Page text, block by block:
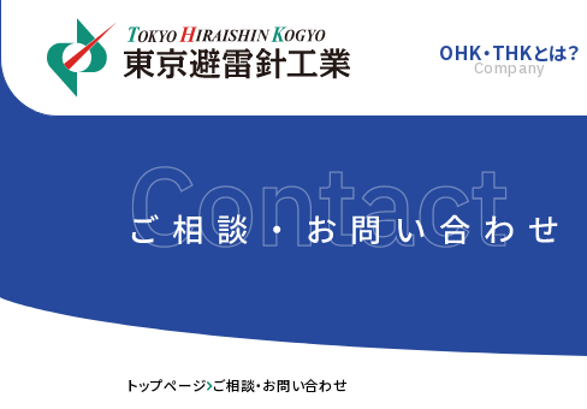
OHK・THKとは？
Company
トップページ ご相談・お問い合わせ